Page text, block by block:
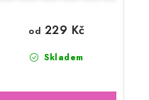
Skladem
od 229 Kč